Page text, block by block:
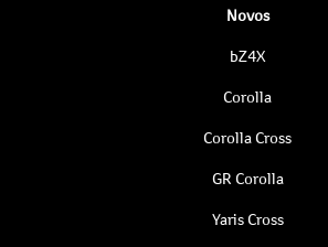
Novos
bZ4X
Corolla
Corolla Cross
GR Corolla
Yaris Cross